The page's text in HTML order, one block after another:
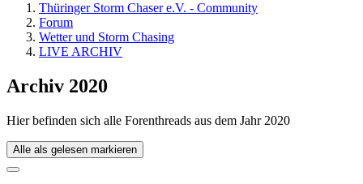
Thüringer Storm Chaser e.V. - Community
Forum
Wetter und Storm Chasing
LIVE ARCHIV
Archiv 2020
Hier befinden sich alle Forenthreads aus dem Jahr 2020
Alle als gelesen markieren